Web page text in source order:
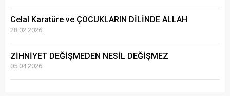
Celal Karatüre ve ÇOCUKLARIN DİLİNDE ALLAH
28.02.2026
ZİHNİYET DEĞİŞMEDEN NESİL DEĞİŞMEZ
05.04.2026